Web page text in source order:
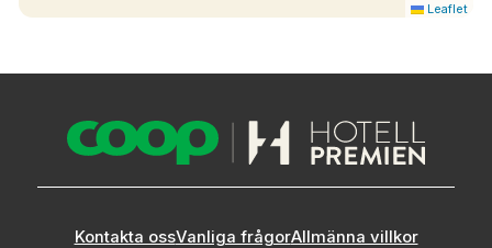
Leaflet
Kontakta ossVanliga frågorAllmänna villkor